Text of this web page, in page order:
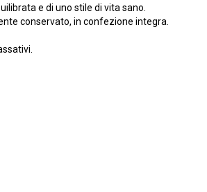
e di uno stile di vita sano.
conservato, in confezione integra.